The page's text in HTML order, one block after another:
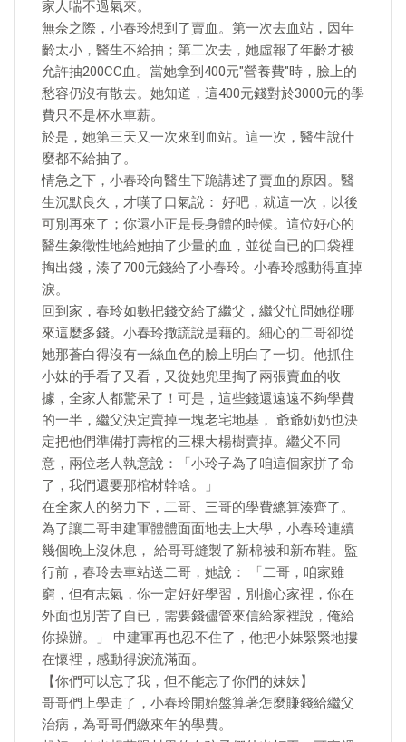
家人喘不過氣來。
無奈之際，小春玲想到了賣血。第一次去血站，因年
齡太小，醫生不給抽；第二次去，她虛報了年齡才被
允許抽200CC血。當她拿到400元"營養費"時，臉上的
愁容仍沒有散去。她知道，這400元錢對於3000元的學
費只不是杯水車薪。
於是，她第三天又一次來到血站。這一次，醫生說什
麼都不給抽了。
情急之下，小春玲向醫生下跪講述了賣血的原因。醫
生沉默良久，才嘆了口氣說： 好吧，就這一次，以後
可別再來了；你還小正是長身體的時候。這位好心的
醫生象徵性地給她抽了少量的血，並從自已的口袋裡
掏出錢，湊了700元錢給了小春玲。小春玲感動得直掉
淚。
回到家，春玲如數把錢交給了繼父，繼父忙問她從哪
來這麼多錢。小春玲撒謊說是藉的。細心的二哥卻從
她那蒼白得沒有一絲血色的臉上明白了一切。他抓住
小妹的手看了又看，又從她兜里掏了兩張賣血的收
據，全家人都驚呆了！可是，這些錢還遠遠不夠學費
的一半，繼父決定賣掉一塊老宅地基， 爺爺奶奶也決
定把他們準備打壽棺的三棵大楊樹賣掉。繼父不同
意，兩位老人執意說：「小玲子為了咱這個家拼了命
了，我們還要那棺材幹啥。」
在全家人的努力下，二哥、三哥的學費總算湊齊了。
為了讓二哥申建軍體體面面地去上大學，小春玲連續
幾個晚上沒休息， 給哥哥縫製了新棉被和新布鞋。監
行前，春玲去車站送二哥，她說： 「二哥，咱家雖
窮，但有志氣，你一定好好學習，別擔心家裡，你在
外面也別苦了自已，需要錢儘管來信給家裡說，俺給
你操辦。」 申建軍再也忍不住了，他把小妹緊緊地摟
在懷裡，感動得淚流滿面。
【你們可以忘了我，但不能忘了你們的妹妹】
哥哥們上學走了，小春玲開始盤算著怎麼賺錢給繼父
治病，為哥哥們繳來年的學費。